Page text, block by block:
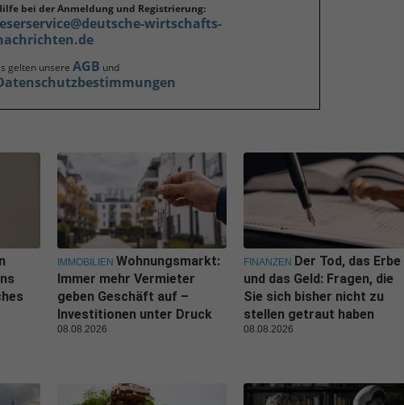
bei der Anmeldung und Registrierung:
wirtschafts-
gelten unsere AGB und
IMMOBILIEN Wohnungsmarkt:
Immer mehr Vermieter
geben Geschäft auf –
Investitionen unter Druck
08.08.2026
FINANZEN Der Tod, das Erbe
und das Geld: Fragen, die
Sie sich bisher nicht zu
stellen getraut haben
08.08.2026